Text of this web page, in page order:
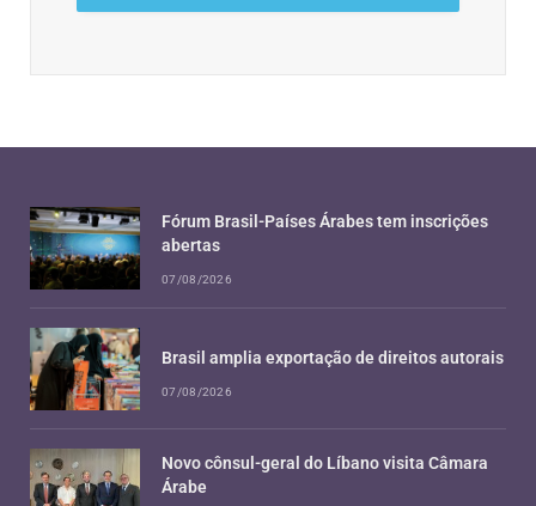
Fórum Brasil-Países Árabes tem inscrições
abertas
07/08/2026
Brasil amplia exportação de direitos autorais
07/08/2026
Novo cônsul-geral do Líbano visita Câmara
Árabe